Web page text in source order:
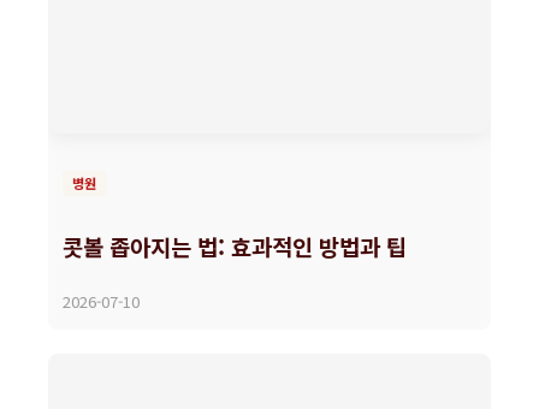
병원
콧볼 좁아지는 법: 효과적인 방법과 팁
2026-07-10